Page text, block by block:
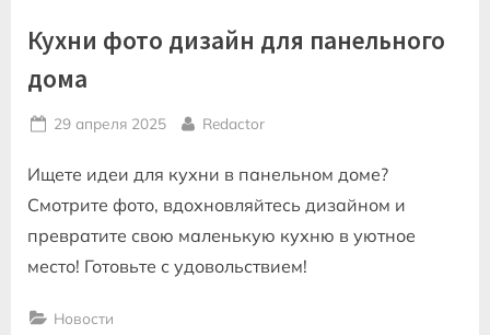
Кухни фото дизайн для панельного
дома
Posted
29 апреля 2025 By
Redactor
Ищете идеи для кухни в панельном доме?
Смотрите фото, вдохновляйтесь дизайном и
превратите свою маленькую кухню в уютное
место! Готовьте с удовольствием!
Новости